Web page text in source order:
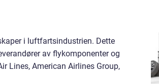
i luftfartsindustrien. Dette
av flykomponenter og
Lines, American Airlines Group,